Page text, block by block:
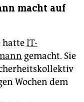
macht auf
hatteIT-
gemacht. Sie
Wochen dem